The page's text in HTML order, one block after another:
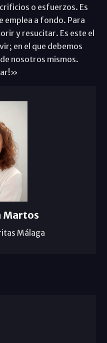
o esfuerzos. Es
emplea a fondo. Para
y resucitar. Es este el
en el que debemos
nosotros mismos.
Martos
Málaga